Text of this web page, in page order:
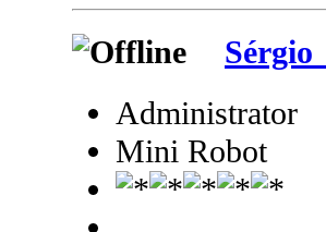
Administrator
Mini Robot